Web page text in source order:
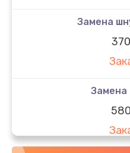
Замена
Замена